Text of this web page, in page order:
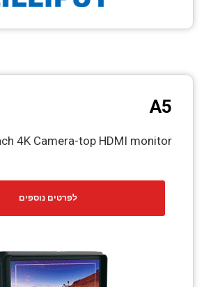
A5
4K Camera-top HDMI monitor
לפרטים נוספים